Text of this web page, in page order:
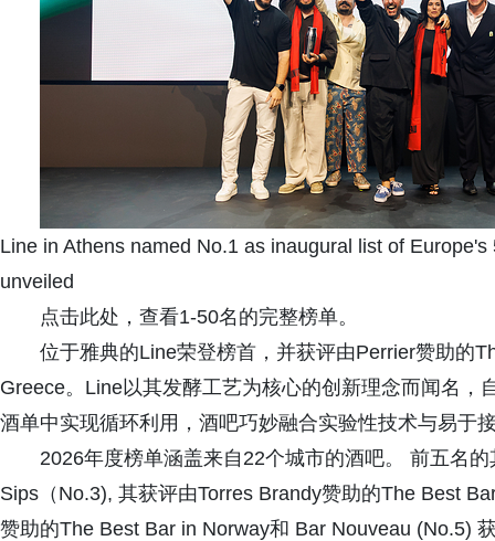
Line in Athens named No.1 as inaugural list of
unveiled
点击此处，查看1-50名的完整榜单。
位于雅典的Line荣登榜首，并获评由Perrier赞助的
Greece。Line以其发酵工艺为核心的创新理念而闻名
酒单中实现循环利用，酒吧巧妙融合实验性技术与易于
2026年度榜单涵盖来自22个城市的酒吧。 前五名
Sips（No.3), 其获评由Torres Brandy赞助的The Best
赞助的The Best Bar in Norway和 Bar Nouveau (No.5)